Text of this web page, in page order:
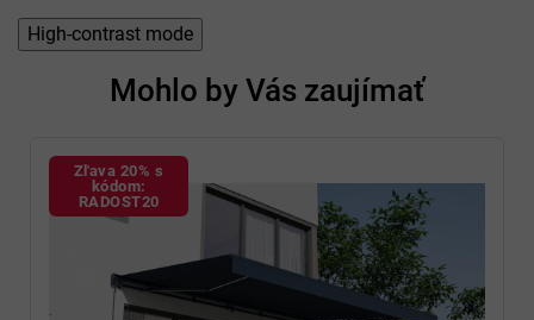
High-contrast mode
Mohlo by Vás zaujímať
Zľava 20% s
kódom:
RADOST20